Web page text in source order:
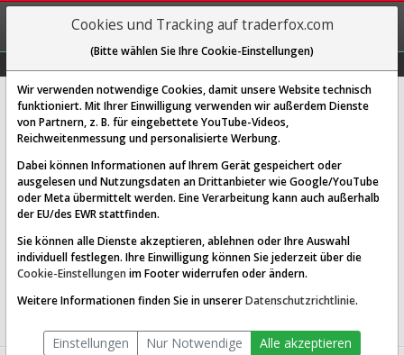
REGIS-
TRIEREN
Campbell Soup Co.
[CPB | WKN 850561 | ISIN US1344291091]
22,937 $ -0,49 %
Echtzeit-Aktienkurs 06.08.2026 13:42 Uhr
BID:22,914 $
Website:
http://www.campbellsoupcompany.com
Sektor:
Consumer Defensive / Packaged Foods
6.79 Mrd. USD
Anzahl
298,206,240
Cookies und Tracking auf traderfox.com
(Bitte wählen Sie Ihre Cookie-Einstellungen)
Wir verwenden notwendige Cookies, damit unsere Website technisch
funktioniert. Mit Ihrer Einwilligung verwenden wir außerdem Dienste
von Partnern, z. B. für eingebettete YouTube-Videos,
Reichweitenmessung und personalisierte Werbung.
Dabei können Informationen auf Ihrem Gerät gespeichert oder
ausgelesen und Nutzungsdaten an Drittanbieter wie Google/YouTube
oder Meta übermittelt werden. Eine Verarbeitung kann auch außerhalb
der EU/des EWR stattfinden.
Sie können alle Dienste akzeptieren, ablehnen oder Ihre Auswahl
individuell festlegen. Ihre Einwilligung können Sie jederzeit über die
Cookie-Einstellungen im Footer widerrufen oder ändern.
Weitere Informationen finden Sie in unsererDatenschutzrichtlinie.
Einstellungen Nur Notwendige Alle akzeptieren